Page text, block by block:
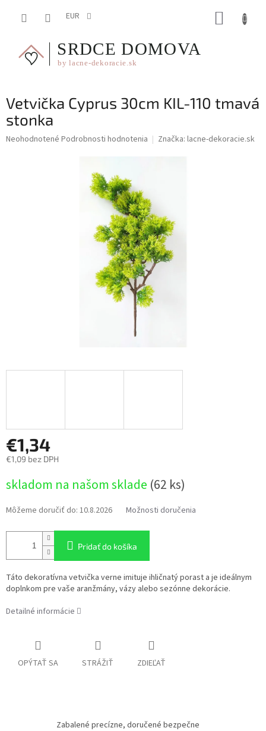
EUR
Vetvička Cyprus 30cm KIL-110 tmavá
stonka
Priemerné
Neohodnotené Podrobnosti hodnotenia Značka: lacne-dekoracie.sk
€1,34
€1,09 bez DPH
cena:
skladom na našom sklade (62 ks)
Môžeme doručiť do: 10.8.2026 Možnosti doručenia
Pridať do košíka
Táto dekoratívna vetvička verne imituje ihličnatý porast a je ideálnym
doplnkom pre vaše aranžmány, vázy alebo sezónne dekorácie.
Detailné informácie
OPÝTAŤ SA STRÁŽIŤ ZDIEĽAŤ
Zabalené precízne, doručené bezpečne